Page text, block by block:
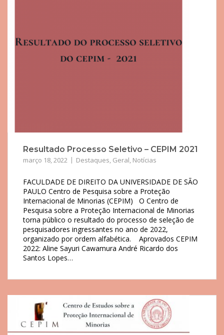
Resultado Processo Seletivo – CEPIM 2021
março 18, 2022 Destaques, Geral, Notícias
FACULDADE DE DIREITO DA UNIVERSIDADE DE SÃO
PAULO Centro de Pesquisa sobre a Proteção
Internacional de Minorias (CEPIM) O Centro de
Pesquisa sobre a Proteção Internacional de Minorias
torna público o resultado do processo de seleção de
pesquisadores ingressantes no ano de 2022,
organizado por ordem alfabética. Aprovados CEPIM
2022: Aline Sayuri Cawamura André Ricardo dos
Santos Lopes…